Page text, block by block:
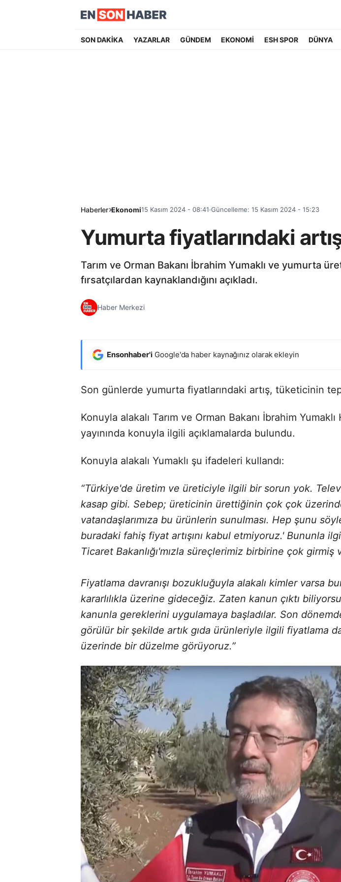
SON DAKİKA YAZARLAR GÜNDEM EKONOMİ ESH SPOR DÜNYA
Haberler Ekonomi15 Kasım 2024 - 08:41 Güncelleme: 15 Kasım 2024 - 15:23
Yumurta fiyatlarındaki
Tarım ve Orman Bakanı İbrahim Yumaklı ve yumurta
fırsatçılardan kaynaklandığını açıkladı.
Haber Merkezi
Ensonhaber'i Google'da haber kaynağınız olarak ekleyin
Son günlerde yumurta fiyatlarındaki artış, tüketicinin
Konuyla alakalı Tarım ve Orman Bakanı İbrahim
yayınında konuyla ilgili açıklamalarda bulundu.
Konuyla alakalı Yumaklı şu ifadeleri kullandı:
“Türkiye'de üretim ve üreticiyle ilgili bir sorun yok.
kasap gibi. Sebep; üreticinin ürettiğinin çok çok
vatandaşlarımıza bu ürünlerin sunulması. Hep şunu
buradaki fahiş fiyat artışını kabul etmiyoruz.' Bununla
Ticaret Bakanlığı'mızla süreçlerimiz birbirine çok girmiş
Fiyatlama davranışı bozukluğuyla alakalı kimler varsa
kararlılıkla üzerine gideceğiz. Zaten kanun çıktı
kanunla gereklerini uygulamaya başladılar. Son
görülür bir şekilde artık gıda ürünleriyle ilgili fiyatlama
üzerinde bir düzelme görüyoruz.”